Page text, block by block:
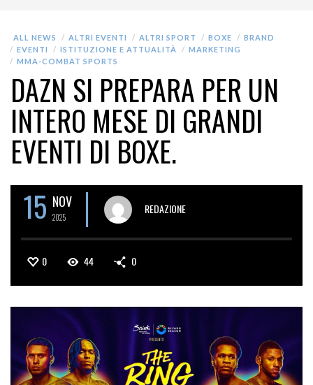
ALL NEWS ALTRI EVENTI ALTRI SPORT BOXE
BRAND
EVENTI
ISTITUZIONE E ATTUALITÀ
MARKETING
MMA-COMBAT SPORTS
DAZN SI PREPARA PER UN
INTERO MESE DI GRANDI
EVENTI DI BOXE.
15 NOV
2025
REDAZIONE
0 44 0